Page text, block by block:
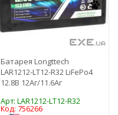
Батарея Longttech
LAR1212-LT12-R32 LiFePo4
12.8В 12Аг/11.6Аг
Арт: LAR1212-LT12-R32
Код: 756266